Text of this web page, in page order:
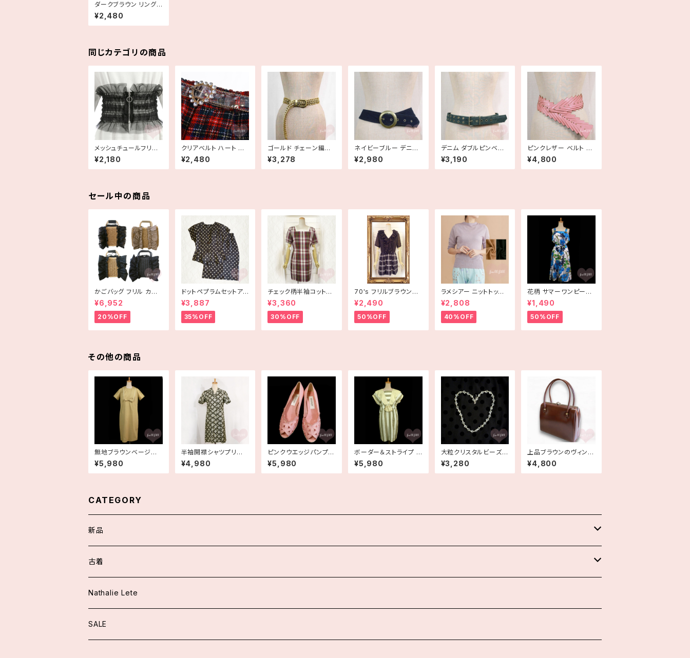
ダークブラウン リングデ
ザインレザーベルト デ
ッドストック
¥2,480
同じカテゴリの商品
メッシュチュールフリル
ジッパー コルセットベル
ト サッシュベルト
¥2,180
クリアベルト ハート ラ
インストーン 透明
¥2,480
ゴールド チェーン編み
ベルト 古着
¥3,278
ネイビーブルー デニム
ベルト 古着
¥2,980
デニム ダブルピンベルト
古着 ヨーロッパ古着
¥3,190
ピンクレザー ベルト 古
着
¥4,800
セール中の商品
かごバッグ フリル カゴ
バッグ bag 手編み ハ
ンドメイド
¥6,952
20%OFF
ドットペプラムセットアッ
プ 古着
¥3,887
35%OFF
チェック柄半袖コットン
ワンピース 古着
¥3,360
30%OFF
70's フリルブラウン×
白チェック半袖ワンピー
ス【アメリカ古着】
¥2,490
50%OFF
ラメシアー ニットトップ
ス 〔merlot plus〕
¥2,808
40%OFF
花柄 サマーワンピース
サマードレス ハイビス
カス ブルー USA古着
HAWAII
¥1,490
50%OFF
その他の商品
無地ブラウンベージュ
セーラー風 半袖コット
ンシャツワンピース 古
着
¥5,980
半袖開襟シャツプリー
ツワンピース 古着
¥4,980
ピンクウエッジパンプス
靴 シューズ 古着
¥5,980
ボーダー＆ストライプ コ
ットンリネン フレンチス
リーブワンピース 古着
¥5,980
大粒クリスタルビーズの
ネックレス 古着
¥3,280
上品ブラウンのヴィンテ
ージレザーハンドバッグ
がま口 デッドストック
古着
¥4,800
CATEGORY
新品
スカート/パンツ
アウター
ジャケット
トップス
古着
ワンピース
トップス
Nathalie Lete
SALE